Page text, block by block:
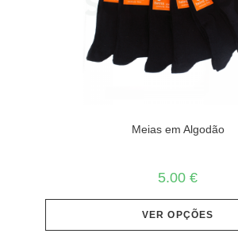
Meias em Algodão
5.00 €
VER OPÇÕES